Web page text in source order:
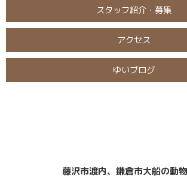
スタッフ紹介・募集
アクセス
ゆいブログ
藤沢市渡内、鎌倉市大船の動